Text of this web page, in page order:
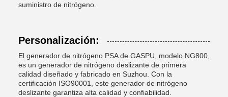
suministro de nitrógeno.
Personalización:
El generador de nitrógeno PSA de GASPU, modelo NG800,
es un generador de nitrógeno deslizante de primera
calidad diseñado y fabricado en Suzhou. Con la
certificación ISO90001, este generador de nitrógeno
deslizante garantiza alta calidad y confiabilidad.